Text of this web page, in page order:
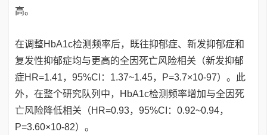
高。
在调整HbA1c检测频率后，既往抑郁症、新发抑郁症和
复发性抑郁症均与更高的全因死亡风险相关（新发抑郁
症HR=1.41，95%CI：1.37~1.45，P=3.7×10-97）。此
外，在整个研究队列中，HbA1c检测频率增加与全因死
亡风险降低相关（HR=0.93，95%CI：0.92~0.94，
P=3.60×10-82）。